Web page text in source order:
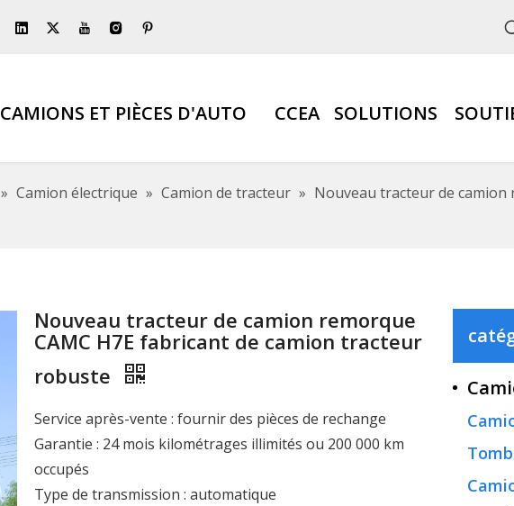
CAMIONS ET PIÈCES D'AUTO CCEA SOLUTIONS
» Camion électrique » Camion de tracteur » Nouveau tracteur de camion
Nouveau tracteur de camion remorque
CAMC H7E fabricant de camion tracteur
robuste
Service après-vente : fournir des pièces de rechange
Garantie : 24 mois kilométrages illimités ou 200 000 km
occupés
Type de transmission : automatique